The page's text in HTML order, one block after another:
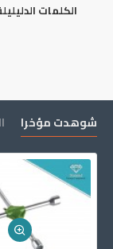
الكلمات
شوهدت مؤخرا